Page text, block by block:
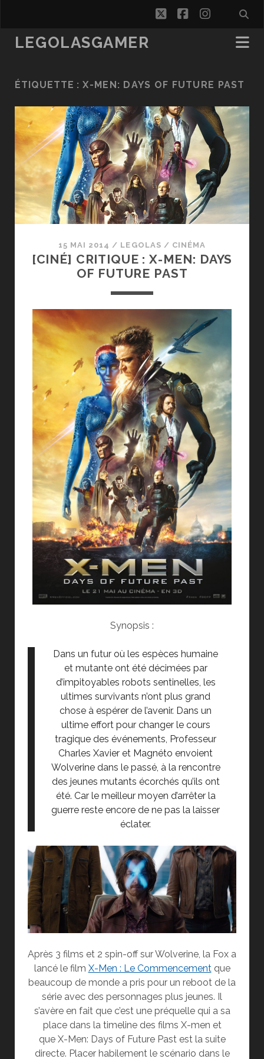
twitterfacebook
LEGOLASGAMER
ÉTIQUETTE :X-MEN: DAYS OF FUTURE PAST
15 MAI 2014 / LEGOLAS / CINÉMA
[CINÉ] CRITIQUE : X-MEN: DAYS
OF FUTURE PAST
Synopsis :
Dans un futur où les espèces humaine
et mutante ont été décimées par
d’impitoyables robots sentinelles, les
ultimes survivants n’ont plus grand
chose à espérer de l’avenir. Dans un
ultime effort pour changer le cours
tragique des événements, Professeur
Charles Xavier et Magnéto envoient
Wolverine dans le passé, à la rencontre
des jeunes mutants écorchés qu’ils ont
été. Car le meilleur moyen d’arrêter la
guerre reste encore de ne pas la laisser
éclater.
Après 3 films et 2 spin-off sur Wolverine, la Fox a
lancé le film X-Men : Le Commencementque
beaucoup de monde a pris pour un reboot de la
série avec des personnages plus jeunes. Il
s’avère en fait que c’est une préquelle qui a sa
place dans la timeline des films X-men et
que X-Men: Days of Future Past est la suite
directe. Placer habilement le scénario dans le